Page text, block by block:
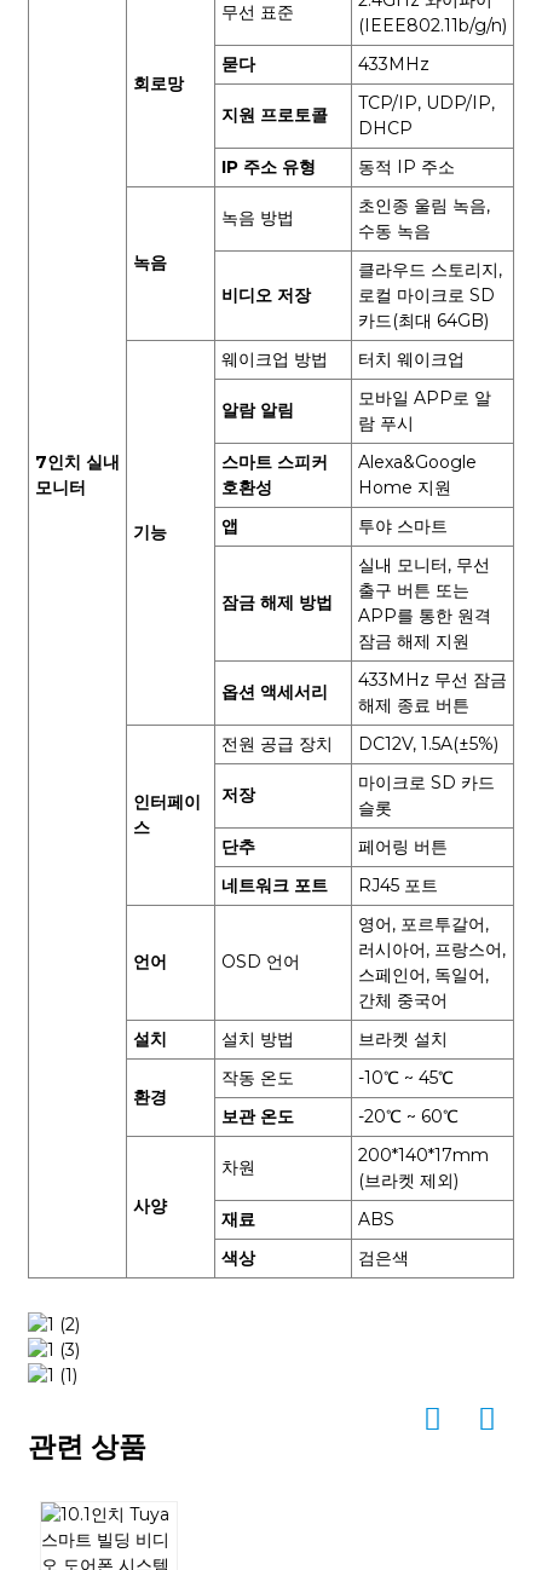
7인치 실내
모니터
회로망
무선 표준
(IEEE802.11b/g/n)
묻다
433MHz
지원 프로토콜
TCP/IP, UDP/IP,
DHCP
IP 주소 유형
동적 IP 주소
녹음
녹음 방법
초인종 울림 녹음,
수동 녹음
비디오 저장
클라우드 스토리지,
로컬 마이크로 SD
카드(최대 64GB)
기능
웨이크업 방법 터치 웨이크업
알람 알림
모바일 APP로 알
람 푸시
스마트 스피커
호환성
Alexa&Google
Home 지원
앱
투야 스마트
잠금 해제 방법
실내 모니터, 무선
출구 버튼 또는
APP를 통한 원격
잠금 해제 지원
옵션 액세서리
433MHz 무선 잠금
해제 종료 버튼
인터페이
스
전원 공급 장치 DC12V, 1.5A(±5%)
저장
마이크로 SD 카드
슬롯
단추
페어링 버튼
네트워크 포트
RJ45 포트
언어 OSD 언어
영어, 포르투갈어,
러시아어, 프랑스어,
스페인어, 독일어,
간체 중국어
설치
설치 방법 브라켓 설치
환경
작동 온도
-10℃ ~ 45℃
보관 온도
-20℃ ~ 60℃
사양
차원
200*140*17mm
(브라켓 제외)
재료
ABS
색상
검은색
관련 상품